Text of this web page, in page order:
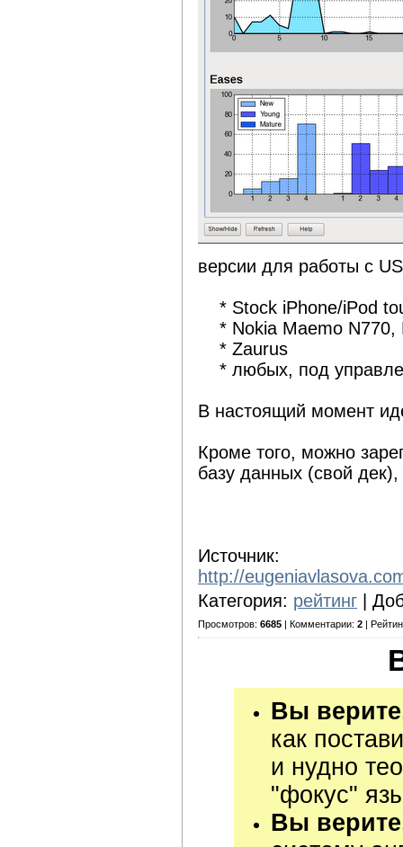
версии для работы с
* Stock iPhone/iPod
* Nokia Maemo N770,
* Zaurus
* любых, под
В настоящий момент
Кроме того, можно
базу данных (свой
Источник:
http://
Категория: рейтинг |
Просмотров: 6685 | Комментарии: 2 |
Вы
как
и нудно
"фокус"
Вы